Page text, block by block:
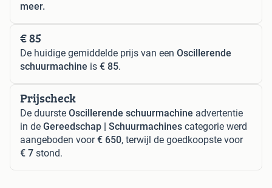
meer.
€ 85
De huidige gemiddelde prijs van een Oscillerende
schuurmachine is € 85.
Prijscheck
De duurste Oscillerende schuurmachine advertentie
in de Gereedschap | Schuurmachines categorie werd
aangeboden voor€ 650, terwijl de goedkoopste voor
€ 7 stond.